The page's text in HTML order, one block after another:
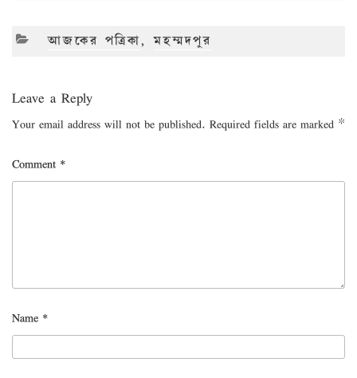
CATEGORIES
আজকের পত্রিকা,মহম্মদপুর
Leave a Reply
Your email address will not be published. Required fields are marked *
Comment *
Name *